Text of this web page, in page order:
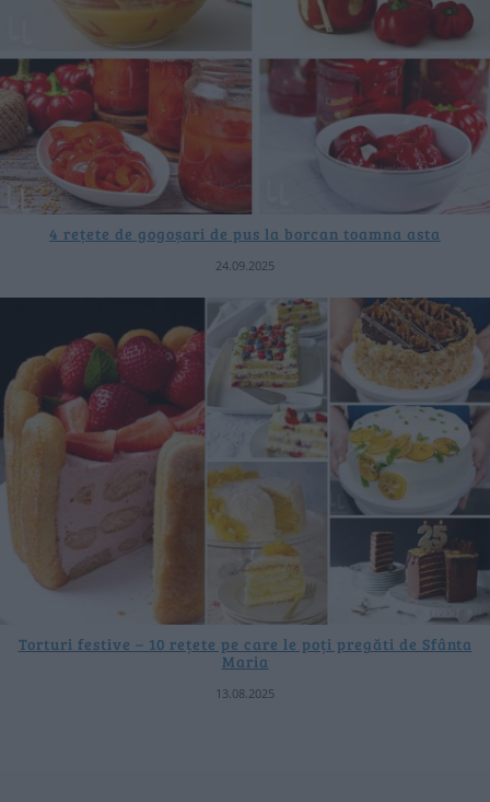
4 rețete de gogoșari de pus la borcan toamna asta
24.09.2025
Torturi festive – 10 rețete pe care le poți pregăti de Sfânta
Maria
13.08.2025